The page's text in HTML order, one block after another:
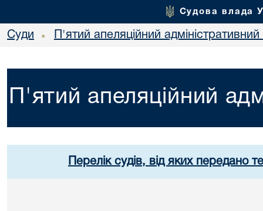
Судова влада
Суди • П'ятий апеляційний адміністративний
П'ятий апеляційний
Перелік судів, від яких передано